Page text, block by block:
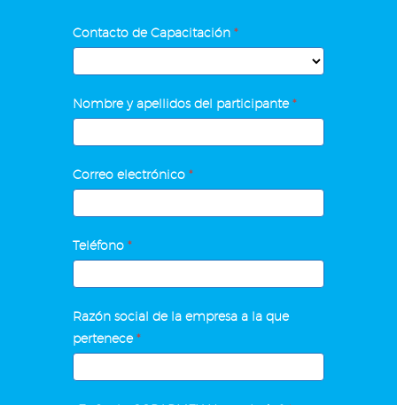
Excel
Avanzado
y
Macros
Contacto de Capacitación *
de
Nombre y apellidos del participante*
Correo electrónico *
Teléfono *
Razón social de la empresa a la que
pertenece*